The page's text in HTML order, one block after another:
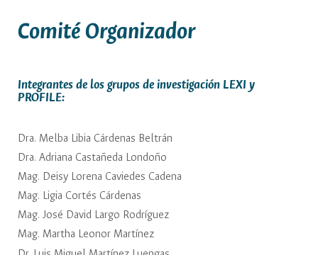
Comité Organizador
Integrantes de los grupos de investigación LEXI y
PROFILE:
Dra. Melba Libia Cárdenas Beltrán
Dra. Adriana Castañeda Londoño
Mag. Deisy Lorena Caviedes Cadena
Mag. Ligia Cortés Cárdenas
Mag. José David Largo Rodríguez
Mag. Martha Leonor Martínez